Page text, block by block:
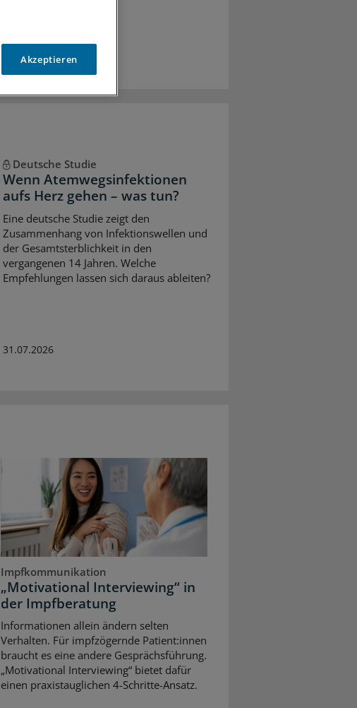
Deutsche Studie
Wenn Atemwegsinfektionen
aufs Herz gehen – was tun?
Eine deutsche Studie zeigt den
Zusammenhang von Infektionswellen und
der Gesamtsterblichkeit in den
vergangenen 14 Jahren. Welche
Empfehlungen lassen sich daraus ableiten?
31.07.2026
Impfkommunikation
„Motivational Interviewing“ in
der Impfberatung
Informationen allein ändern selten
Verhalten. Für impfzögernde Patient:innen
braucht es eine andere Gesprächsführung.
„Motivational Interviewing“ bietet dafür
einen praxistauglichen 4-Schritte-Ansatz.
Akzeptieren